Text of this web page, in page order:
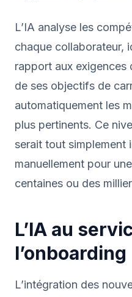
L’IA analyse les
chaque collaborateur,
rapport aux exigences
de ses objectifs de
automatiquement les
plus pertinents. Ce
serait tout simplement
manuellement pour
centaines ou des
L’IA au
l’onboarding
L’intégration des